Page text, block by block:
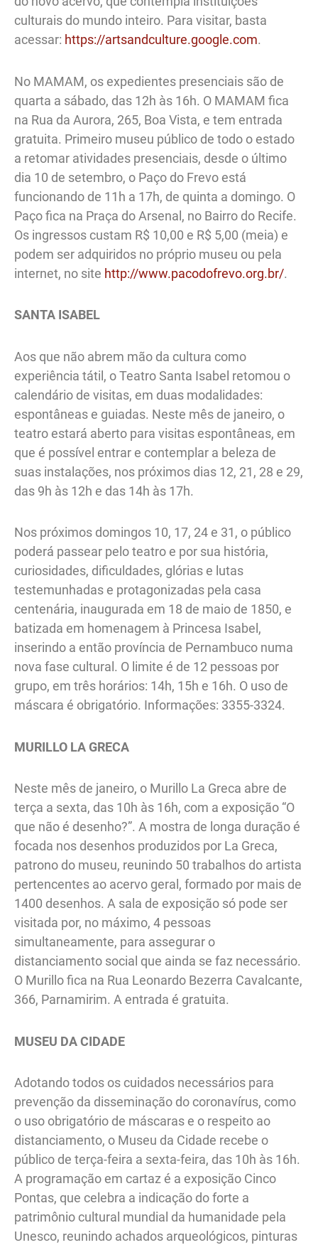
culturais do mundo inteiro. Para visitar, basta
acessar: https://artsandculture.google.com.
No MAMAM, os expedientes presenciais são de
quarta a sábado, das 12h às 16h. O MAMAM fica
na Rua da Aurora, 265, Boa Vista, e tem entrada
gratuita. Primeiro museu público de todo o estado
a retomar atividades presenciais, desde o último
dia 10 de setembro, o Paço do Frevo está
funcionando de 11h a 17h, de quinta a domingo. O
Paço fica na Praça do Arsenal, no Bairro do Recife.
Os ingressos custam R$ 10,00 e R$ 5,00 (meia) e
podem ser adquiridos no próprio museu ou pela
internet, no site http://www.pacodofrevo.org.br/.
SANTA ISABEL
Aos que não abrem mão da cultura como
experiência tátil, o Teatro Santa Isabel retomou o
calendário de visitas, em duas modalidades:
espontâneas e guiadas. Neste mês de janeiro, o
teatro estará aberto para visitas espontâneas, em
que é possível entrar e contemplar a beleza de
suas instalações, nos próximos dias 12, 21, 28 e 29,
das 9h às 12h e das 14h às 17h.
Nos próximos domingos 10, 17, 24 e 31, o público
poderá passear pelo teatro e por sua história,
curiosidades, dificuldades, glórias e lutas
testemunhadas e protagonizadas pela casa
centenária, inaugurada em 18 de maio de 1850, e
batizada em homenagem à Princesa Isabel,
inserindo a então província de Pernambuco numa
nova fase cultural. O limite é de 12 pessoas por
grupo, em três horários: 14h, 15h e 16h. O uso de
máscara é obrigatório. Informações: 3355-3324.
MURILLO LA GRECA
Neste mês de janeiro, o Murillo La Greca abre de
terça a sexta, das 10h às 16h, com a exposição “O
que não é desenho?”. A mostra de longa duração é
focada nos desenhos produzidos por La Greca,
patrono do museu, reunindo 50 trabalhos do artista
pertencentes ao acervo geral, formado por mais de
1400 desenhos. A sala de exposição só pode ser
visitada por, no máximo, 4 pessoas
simultaneamente, para assegurar o
distanciamento social que ainda se faz necessário.
O Murillo fica na Rua Leonardo Bezerra Cavalcante,
366, Parnamirim. A entrada é gratuita.
MUSEU DA CIDADE
Adotando todos os cuidados necessários para
prevenção da disseminação do coronavírus, como
o uso obrigatório de máscaras e o respeito ao
distanciamento, o Museu da Cidade recebe o
público de terça-feira a sexta-feira, das 10h às 16h.
A programação em cartaz é a exposição Cinco
Pontas, que celebra a indicação do forte a
patrimônio cultural mundial da humanidade pela
Unesco, reunindo achados arqueológicos, pinturas